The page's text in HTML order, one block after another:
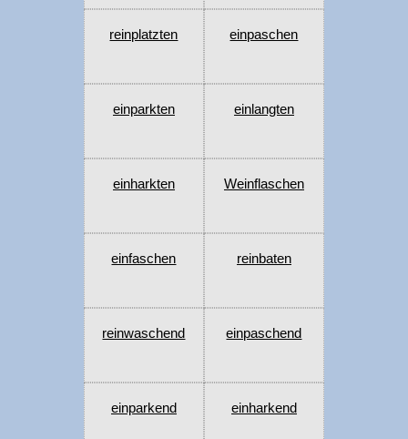
reinplatzten einpaschen
einparkten einlangten
einharkten Weinflaschen
einfaschen reinbaten
reinwaschend einpaschend
einparkend einharkend